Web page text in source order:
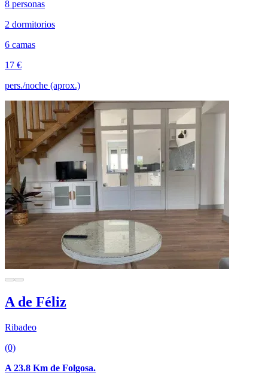
8 personas
2 dormitorios
6 camas
17 €
pers./noche (aprox.)
A de Féliz
Ribadeo
(0)
A 23.8 Km de Folgosa.